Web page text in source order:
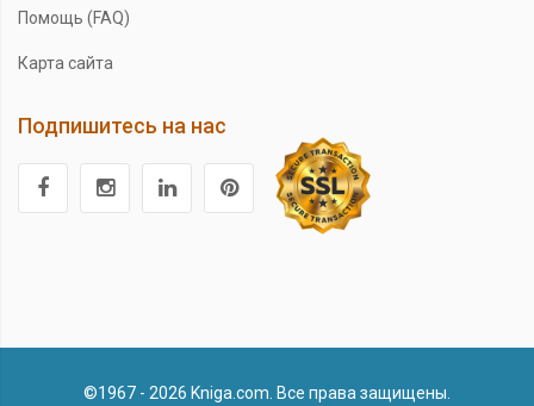
Помощь (FAQ)
Карта сайта
Подпишитесь на нас
©1967 - 2026 Kniga.com. Все права защищены.